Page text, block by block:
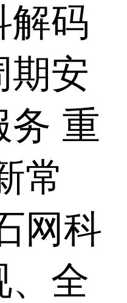
解码
期安
务 重
常
网科
、全